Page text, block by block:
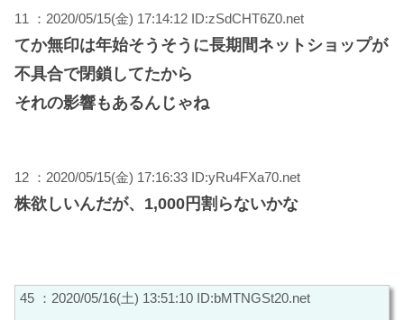
11 ：2020/05/15(金) 17:14:12 ID:zSdCHT6Z0.net
てか無印は年始そうそうに長期間ネットショップが
不具合で閉鎖してたから
それの影響もあるんじゃね
12 ：2020/05/15(金) 17:16:33 ID:yRu4FXa70.net
株欲しいんだが、1,000円割らないかな
45 ：2020/05/16(土) 13:51:10 ID:bMTNGSt20.net